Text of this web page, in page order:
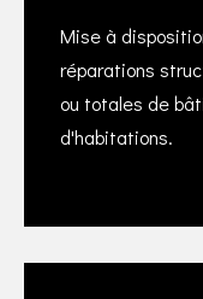
Mise à
réparations
ou totales de
d'habitations.